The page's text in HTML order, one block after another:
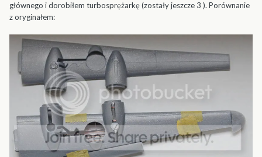
głównego i dorobiłem turbosprężarkę (zostały jeszcze 3 ). Porównanie
z oryginałem: